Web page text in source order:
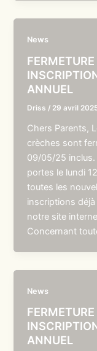
News
ANNUEL
Driss / 29 avril
Chers Parents,
crèches sont
09/05/25 inclus.
portes le lundi
toutes les
inscriptions
notre site
Concernant
News
ANNUEL